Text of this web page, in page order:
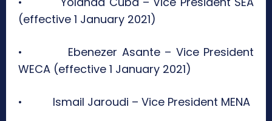
(effective 1 January 2021)
• Ebenezer Asante – Vice President
WECA (effective 1 January 2021)
• Ismail Jaroudi – Vice President MENA